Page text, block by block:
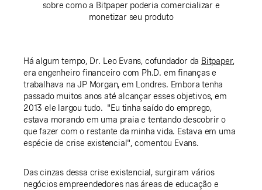
sobre como a Bitpaper poderia comercializar e
monetizar seu produto
Há algum tempo, Dr. Leo Evans, cofundador da Bitpaper,
era engenheiro financeiro com Ph.D. em finanças e
trabalhava na JP Morgan, em Londres. Embora tenha
passado muitos anos até alcançar esses objetivos, em
2013 ele largou tudo. "Eu tinha saído do emprego,
estava morando em uma praia e tentando descobrir o
que fazer com o restante da minha vida. Estava em uma
espécie de crise existencial", comentou Evans.
Das cinzas dessa crise existencial, surgiram vários
negócios empreendedores nas áreas de educação e